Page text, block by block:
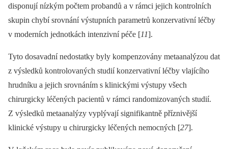
disponují nízkým počtem probandů a v rámci jejich kontrolních
skupin chybí srovnání výstupních parametrů konzervativní léčby
v moderních jednotkách intenzivní péče [11].
Tyto dosavadní nedostatky byly kompenzovány metaanalýzou dat
z výsledků kontrolovaných studií konzervativní léčby vlajícího
hrudníku a jejich srovnáním s klinickými výstupy všech
chirurgicky léčených pacientů v rámci randomizovaných studií.
Z výsledků metaanalýzy vyplývají signifikantně příznivější
klinické výstupy u chirurgicky léčených nemocných [27].